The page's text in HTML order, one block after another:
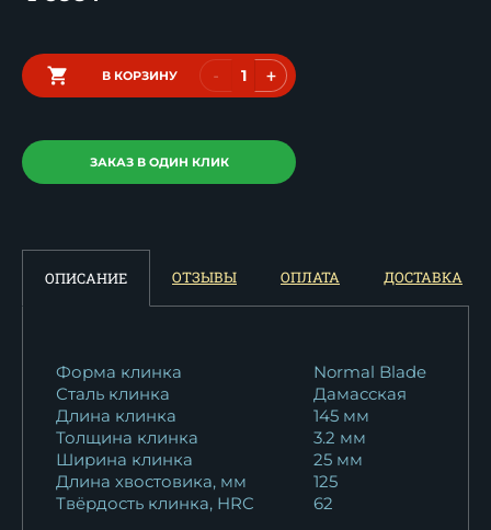
В КОРЗИНУ - +
ЗАКАЗ В ОДИН КЛИК
ОПИСАНИЕ ОТЗЫВЫ ОПЛАТА ДОСТАВКА
Форма клинка
Normal Blade
Сталь клинка
Дамасская
Длина клинка
145 мм
Толщина клинка
3.2 мм
Ширина клинка
25 мм
Длина хвостовика, мм
125
Твёрдость клинка, HRC
62